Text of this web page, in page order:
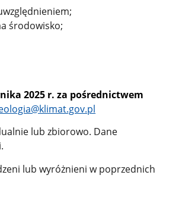
środowisko;
2025 r. za pośrednictwem
lub zbiorowo. Dane
lub wyróżnieni w poprzednich